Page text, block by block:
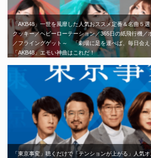
「AKB48」一世を風靡した人気おススメ定番＆名曲５
クッキー／ヘビーローテーション／365日の紙飛行機／
／フライングゲット～ 「劇場に足を運べば、毎日会
「AKB48」エモい神曲はこれだ！
「東京事変」聴くだけで「テンションが上がる」人気